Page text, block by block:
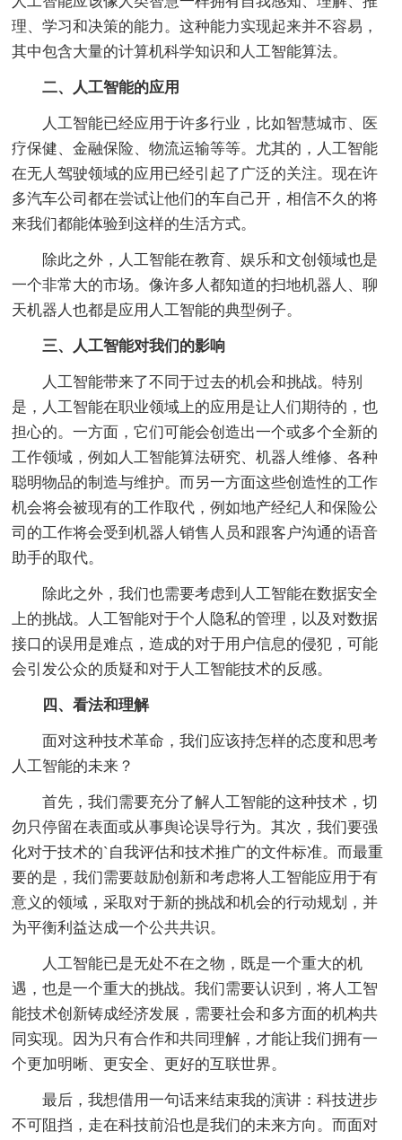
理、学习和决策的能力。这种能力实现起来并不容易，
其中包含大量的计算机科学知识和人工智能算法。
二、人工智能的应用
人工智能已经应用于许多行业，比如智慧城市、医
疗保健、金融保险、物流运输等等。尤其的，人工智能
在无人驾驶领域的应用已经引起了广泛的关注。现在许
多汽车公司都在尝试让他们的车自己开，相信不久的将
来我们都能体验到这样的生活方式。
除此之外，人工智能在教育、娱乐和文创领域也是
一个非常大的市场。像许多人都知道的扫地机器人、聊
天机器人也都是应用人工智能的典型例子。
三、人工智能对我们的影响
人工智能带来了不同于过去的机会和挑战。特别
是，人工智能在职业领域上的应用是让人们期待的，也
担心的。一方面，它们可能会创造出一个或多个全新的
工作领域，例如人工智能算法研究、机器人维修、各种
聪明物品的制造与维护。而另一方面这些创造性的工作
机会将会被现有的工作取代，例如地产经纪人和保险公
司的工作将会受到机器人销售人员和跟客户沟通的语音
助手的取代。
除此之外，我们也需要考虑到人工智能在数据安全
上的挑战。人工智能对于个人隐私的管理，以及对数据
接口的误用是难点，造成的对于用户信息的侵犯，可能
会引发公众的质疑和对于人工智能技术的反感。
四、看法和理解
面对这种技术革命，我们应该持怎样的态度和思考
人工智能的未来？
首先，我们需要充分了解人工智能的这种技术，切
勿只停留在表面或从事舆论误导行为。其次，我们要强
化对于技术的`自我评估和技术推广的文件标准。而最重
要的是，我们需要鼓励创新和考虑将人工智能应用于有
意义的领域，采取对于新的挑战和机会的行动规划，并
为平衡利益达成一个公共共识。
人工智能已是无处不在之物，既是一个重大的机
遇，也是一个重大的挑战。我们需要认识到，将人工智
能技术创新铸成经济发展，需要社会和多方面的机构共
同实现。因为只有合作和共同理解，才能让我们拥有一
个更加明晰、更安全、更好的互联世界。
最后，我想借用一句话来结束我的演讲：科技进步
不可阻挡，走在科技前沿也是我们的未来方向。而面对